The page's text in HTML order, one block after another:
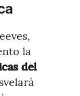
la
del